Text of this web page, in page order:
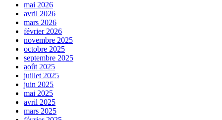
mai 2026
avril 2026
mars 2026
février 2026
novembre 2025
octobre 2025
septembre 2025
août 2025
juillet 2025
juin 2025
mai 2025
avril 2025
mars 2025